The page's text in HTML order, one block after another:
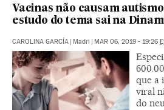
Vacinas não causam
estudo do tema sai na
CAROLINA GARCÍA Madri MAR 06, 2019 - 19:26
que a
viral
do